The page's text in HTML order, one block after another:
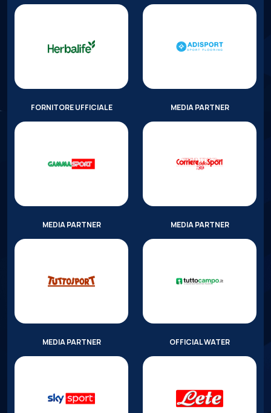
FORNITORE UFFICIALE MEDIA PARTNER
MEDIA PARTNER MEDIA PARTNER
MEDIA PARTNER OFFICIAL WATER